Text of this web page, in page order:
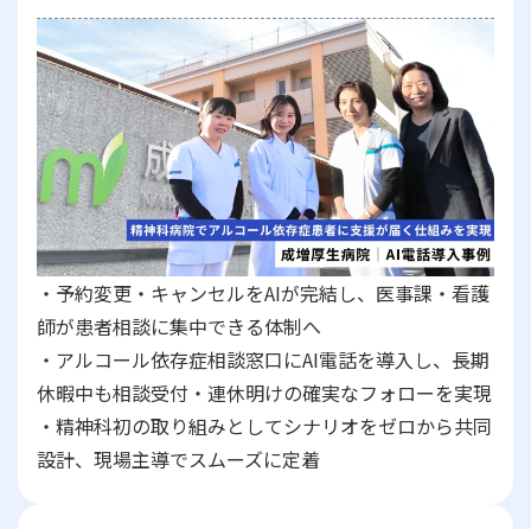
・予約変更・キャンセルをAIが完結し、医事課・看護
師が患者相談に集中できる体制へ
・アルコール依存症相談窓口にAI電話を導入し、長期
休暇中も相談受付・連休明けの確実なフォローを実現
・精神科初の取り組みとしてシナリオをゼロから共同
設計、現場主導でスムーズに定着